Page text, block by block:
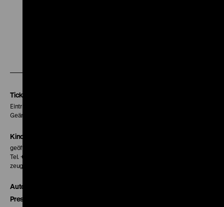
Tickets
Eintritt 5 €
Geänderte Preise sind im Programm vermerkt.
Kinokasse
geöffnet 30 Minuten vor Beginn der ersten Vorstellung
Tel. + 49 30 20304-770
zeughauskino@dhm.de
Autor*innen
Presse